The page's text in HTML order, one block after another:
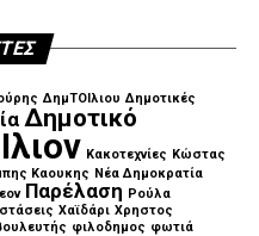
ΔημΤΟΙλιου Δημοτικές
Δημοτικό
Ιλιον Κακοτεχνίες Κώστας
Καουκης Νέα Δημοκρατία
Παρέλαση Ρούλα
Χαϊδάρι Χρηστος
φιλοδημος φωτιά